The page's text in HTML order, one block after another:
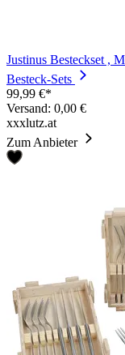
Justinus Besteckset ,
Besteck-Sets
99,99 €*
Versand: 0,00 €
xxxlutz.at
Zum Anbieter